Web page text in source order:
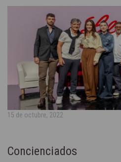
15 de octubre, 2022
Concienciados